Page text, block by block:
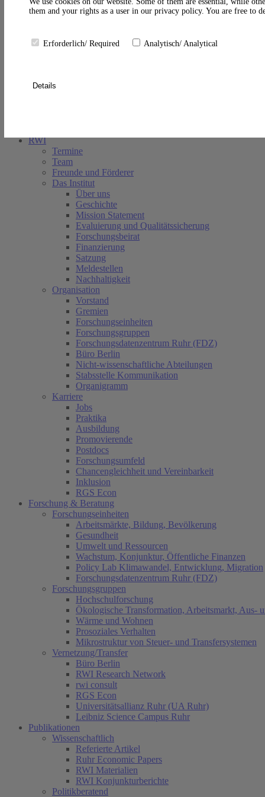
Suche schließen
RWI
Termine
Team
Freunde und Förderer
Das Institut
Über uns
Geschichte
Mission Statement
Evaluierung und Qualitätssicherung
Forschungsbeirat
Finanzierung
Satzung
Meldestellen
Nachhaltigkeit
Organisation
Vorstand
Gremien
Forschungseinheiten
Forschungsgruppen
Forschungsdatenzentrum Ruhr (FDZ)
Büro Berlin
Nicht-wissenschaftliche Abteilungen
Stabsstelle Kommunikation
Organigramm
Karriere
Jobs
Praktika
Ausbildung
Promovierende
Postdocs
Forschungsumfeld
Chancengleichheit und Vereinbarkeit
Inklusion
RGS Econ
Forschung & Beratung
Forschungseinheiten
Arbeitsmärkte, Bildung, Bevölkerung
Gesundheit
Umwelt und Ressourcen
Wachstum, Konjunktur, Öffentliche Finanzen
Policy Lab Klimawandel, Entwicklung, Migration
Forschungsdatenzentrum Ruhr (FDZ)
Forschungsgruppen
Hochschulforschung
Ökologische Transformation, Arbeitsmarkt, Aus-
Wärme und Wohnen
Prosoziales Verhalten
Mikrostruktur von Steuer- und Transfersystemen
Vernetzung/Transfer
Büro Berlin
RWI Research Network
rwi consult
RGS Econ
Universitätsallianz Ruhr (UA Ruhr)
Leibniz Science Campus Ruhr
Publikationen
Wissenschaftlich
Referierte Artikel
Ruhr Economic Papers
RWI Materialien
RWI Konjunkturberichte
Politikberatend
them and your rights as a user in our privacy policy. You are free to
Erforderlich/ Required Analytisch/ Analytical
Details